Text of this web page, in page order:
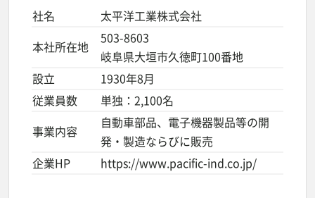
社名
太平洋工業株式会社
本社所在地
503-8603
岐阜県大垣市久徳町100番地
設立
1930年8月
従業員数
単独：2,100名
事業内容
自動車部品、電子機器製品等の開
発・製造ならびに販売
企業HP
https://www.pacific-ind.co.jp/